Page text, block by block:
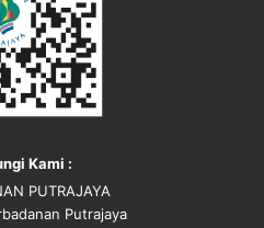
Kami :
PUTRAJAYA
Putrajaya